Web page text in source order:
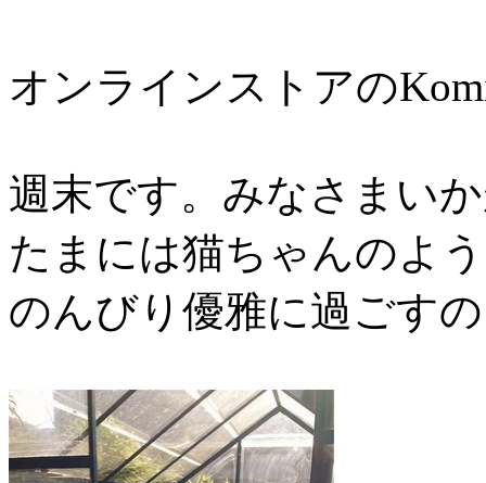
オンラインストアの
週末です。みなさまい
たまには猫ちゃんのよ
のんびり優雅に過ごす